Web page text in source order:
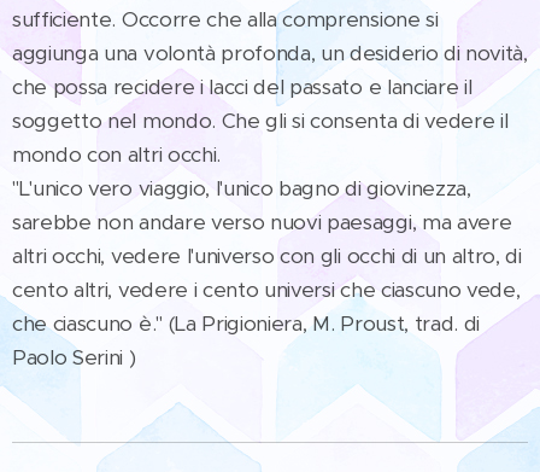
sufficiente. Occorre che alla comprensione si
aggiunga una volontà profonda, un desiderio di novità,
che possa recidere i lacci del passato e lanciare il
soggetto nel mondo. Che gli si consenta di vedere il
mondo con altri occhi.
"L'unico vero viaggio, l'unico bagno di giovinezza,
sarebbe non andare verso nuovi paesaggi, ma avere
altri occhi, vedere l'universo con gli occhi di un altro, di
cento altri, vedere i cento universi che ciascuno vede,
che ciascuno è." (La Prigioniera, M. Proust, trad. di
Paolo Serini )